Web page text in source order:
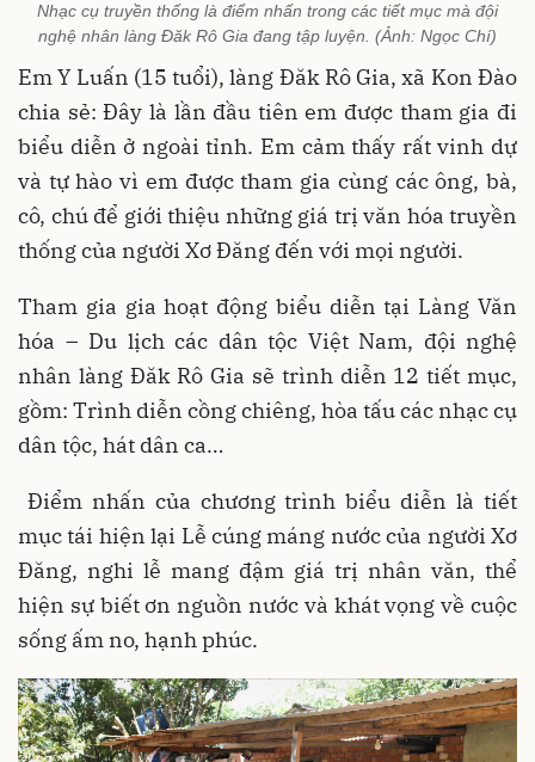
Nhạc cụ truyền thống là điểm nhấn trong các tiết mục mà đội
nghệ nhân làng Đăk Rô Gia đang tập luyện. (Ảnh: Ngọc Chí)
Em Y Luấn (15 tuổi), làng Đăk Rô Gia, xã Kon Đào
chia sẻ: Đây là lần đầu tiên em được tham gia đi
biểu diễn ở ngoài tỉnh. Em cảm thấy rất vinh dự
và tự hào vì em được tham gia cùng các ông, bà,
cô, chú để giới thiệu những giá trị văn hóa truyền
thống của người Xơ Đăng đến với mọi người.
Tham gia gia hoạt động biểu diễn tại Làng Văn
hóa – Du lịch các dân tộc Việt Nam, đội nghệ
nhân làng Đăk Rô Gia sẽ trình diễn 12 tiết mục,
gồm: Trình diễn cồng chiêng, hòa tấu các nhạc cụ
dân tộc, hát dân ca…
Điểm nhấn của chương trình biểu diễn là tiết
mục tái hiện lại Lễ cúng máng nước của người Xơ
Đăng, nghi lễ mang đậm giá trị nhân văn, thể
hiện sự biết ơn nguồn nước và khát vọng về cuộc
sống ấm no, hạnh phúc.